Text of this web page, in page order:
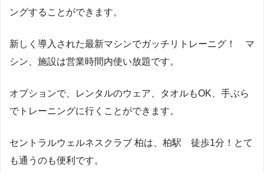
ングすることができます。
新しく導入された最新マシンでガッチリトレーニグ！ マ
シン、施設は営業時間内使い放題です。
オプションで、レンタルのウェア、タオルもOK、手ぶら
でトレーニングに行くことができます。
セントラルウェルネスクラブ 柏は、柏駅 徒歩1分！とて
も通うのも便利です。